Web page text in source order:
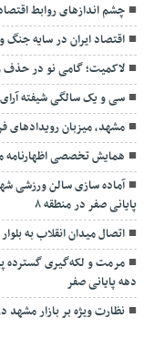
چشم اندازهای روابط
اقتصاد ایران در سایه جنگ
لاکمیت؛ گامی نو در حذف
سی و یک سالگی شیفته
مشهد، میزبان
همایش تخصصی اظهارنامه
آماده سازی سالن ورزشی
پایانی صفر در منطقه ۸
اتصال میدان انقلاب به
مرمت و لکه‌گیری گسترده
دهه پایانی صفر
نظارت ویژه بر بازار مشهد